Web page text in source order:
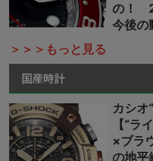
の！
今後の
＞＞＞もっと見る
国産時計
カシオ
【“ラ
×ブラ
の地平